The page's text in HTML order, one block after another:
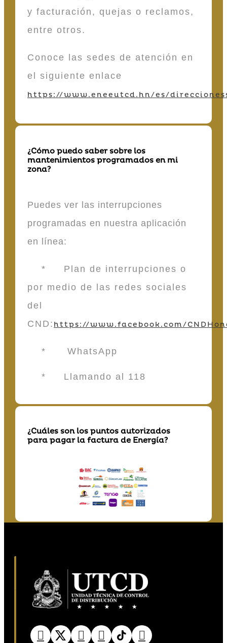
y facturación, quejas o reclamos,
entre otros.
Conoce las sedes de atención en
el siguiente enlace
https://www.eneeutcd.hn/es/
¿Cómo puedo saber sobre los
mantenimientos programados en mi
zona?
Puedes ver las interrupciones
programadas en nuestra aplicación
en línea:
* Plan de interrupciones o
por medio de las redes sociales
del
CND: https://www.facebook.com/
* WhatsApp
* Llamando al 118
¿Cuáles son los puntos autorizados
para pagar la factura de Energía?